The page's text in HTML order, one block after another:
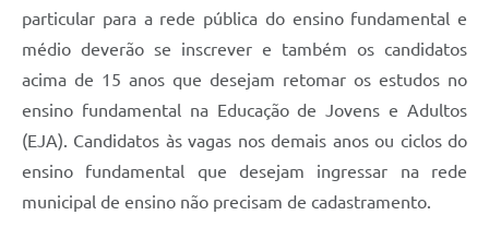
particular para a rede pública do ensino fundamental e
médio deverão se inscrever e também os candidatos
acima de 15 anos que desejam retomar os estudos no
ensino fundamental na Educação de Jovens e Adultos
(EJA). Candidatos às vagas nos demais anos ou ciclos do
ensino fundamental que desejam ingressar na rede
municipal de ensino não precisam de cadastramento.